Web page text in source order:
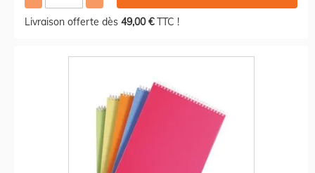
Livraison offerte dès 49,00 €TTC !